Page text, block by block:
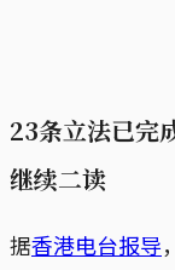
23条立法已完
继续二读
据香港电台报导